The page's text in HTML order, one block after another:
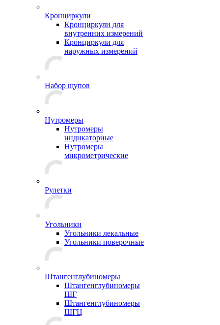
Кронциркули
Кронциркули для
внутренних измерений
Кронциркули для
наружных измерений
Набор щупов
Нутромеры
Нутромеры
индикаторные
Нутромеры
микрометрические
Рулетки
Угольники
Угольники лекальные
Угольники поверочные
Штангенглубиномеры
Штангенглубиномеры
ШГ
Штангенглубиномеры
ШГЦ